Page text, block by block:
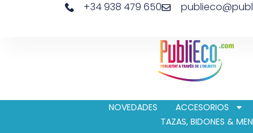
+34 938 479 650
NOVEDADES ACCESORIOS
TAZAS, BIDONES &